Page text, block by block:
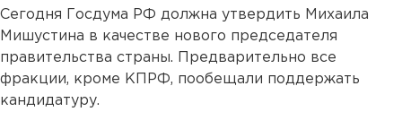
Сегодня Госдума РФ должна утвердить Михаила
Мишустина в качестве нового председателя
правительства страны. Предварительно все
фракции, кроме КПРФ, пообещали поддержать
кандидатуру.